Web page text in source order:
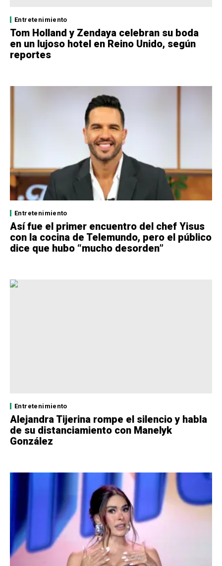
Entretenimiento
Tom Holland y Zendaya celebran su boda
en un lujoso hotel en Reino Unido, según
reportes
Entretenimiento
Así fue el primer encuentro del chef Yisus
con la cocina de Telemundo, pero el público
dice que hubo “mucho desorden”
Entretenimiento
Alejandra Tijerina rompe el silencio y habla
de su distanciamiento con Manelyk
González